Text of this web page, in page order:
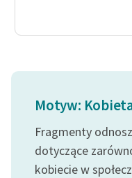
Motyw:
Fragmenty
dotyczące
kobiecie w